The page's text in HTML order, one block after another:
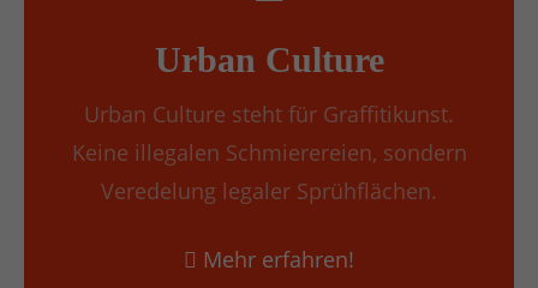
Urban Culture
Urban Culture steht für Graffitikunst.
Keine illegalen Schmierereien, sondern
Veredelung legaler Sprühflächen.
Mehr erfahren!